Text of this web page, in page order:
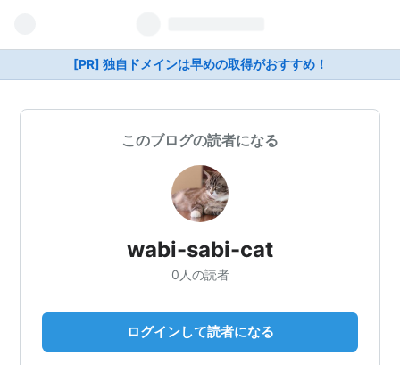
[PR] 独自ドメインは早めの取得がおすすめ！
このブログの読者になる
wabi-sabi-cat
0人の読者
ログインして読者になる